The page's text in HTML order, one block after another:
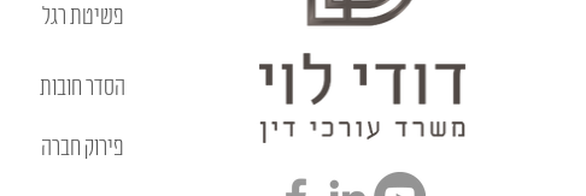
פשיטת רגל
הסדר חובות
פירוק חברה